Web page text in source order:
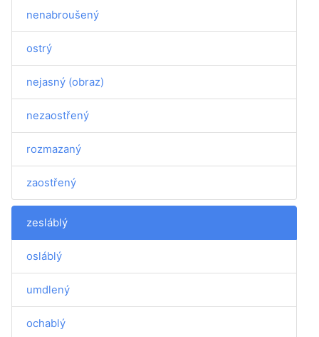
nenabroušený
ostrý
nejasný (obraz)
nezaostřený
rozmazaný
zaostřený
zesláblý
osláblý
umdlený
ochablý